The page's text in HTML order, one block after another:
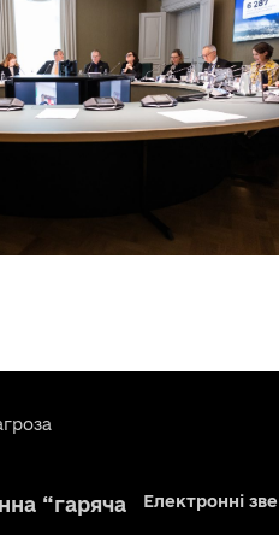
“гаряча
Електронні